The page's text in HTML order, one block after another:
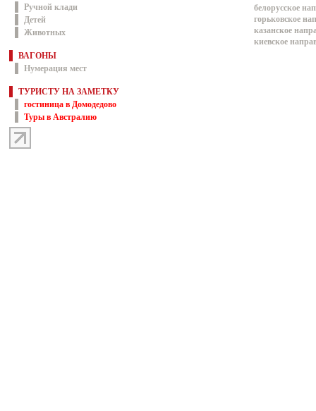
Ручной клади
Детей
Животных
ВАГОНЫ
Нумерация мест
ТУРИСТУ НА ЗАМЕТКУ
гостиница в Домодедово
Туры в Австралию
белорусское
горьковское
казанское
киевское